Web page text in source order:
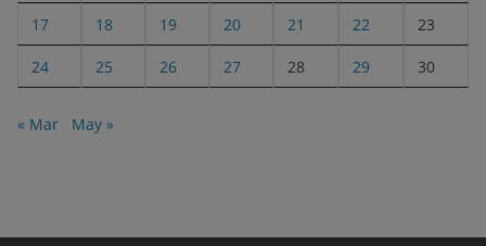
17 18 19 20 21 22 23
24 25 26 27 28 29 30
« Mar May »